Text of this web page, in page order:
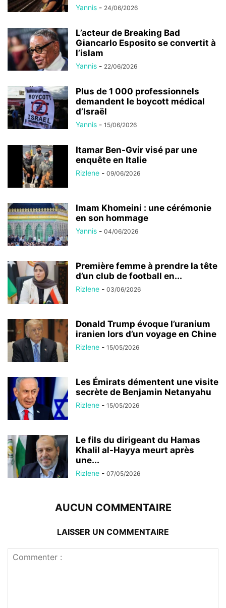
Yannis - 24/06/2026
L’acteur de Breaking Bad
Giancarlo Esposito se convertit à
l’islam
Yannis - 22/06/2026
Plus de 1 000 professionnels
demandent le boycott médical
d’Israël
Yannis - 15/06/2026
Itamar Ben-Gvir visé par une
enquête en Italie
Rizlene - 09/06/2026
Imam Khomeini : une cérémonie
en son hommage
Yannis - 04/06/2026
Première femme à prendre la tête
d’un club de football en...
Rizlene - 03/06/2026
Donald Trump évoque l’uranium
iranien lors d’un voyage en Chine
Rizlene - 15/05/2026
Les Émirats démentent une visite
secrète de Benjamin Netanyahu
Rizlene - 15/05/2026
Le fils du dirigeant du Hamas
Khalil al-Hayya meurt après
une...
Rizlene - 07/05/2026
AUCUN COMMENTAIRE
LAISSER UN COMMENTAIRE